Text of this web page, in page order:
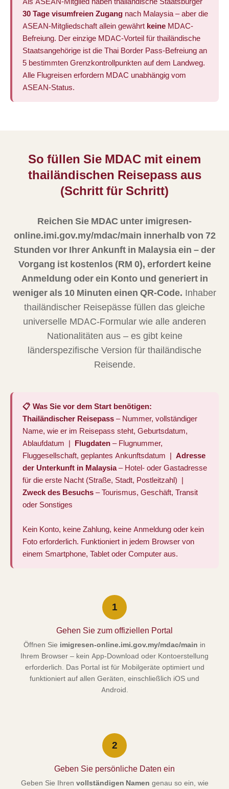
30 Tage visumfreien Zugang nach Malaysia – aber die
ASEAN-Mitgliedschaft allein gewährt keine MDAC-
Befreiung. Der einzige MDAC-Vorteil für thailändische
Staatsangehörige ist die Thai Border Pass-Befreiung an
5 bestimmten Grenzkontrollpunkten auf dem Landweg.
Alle Flugreisen erfordern MDAC unabhängig vom
ASEAN-Status.
So füllen Sie MDAC mit einem
thailändischen Reisepass aus
(Schritt für Schritt)
Reichen Sie MDAC unter imigresen-
online.imi.gov.my/mdac/main innerhalb von 72
Stunden vor Ihrer Ankunft in Malaysia ein – der
Vorgang ist kostenlos (RM 0), erfordert keine
Anmeldung oder ein Konto und generiert in
weniger als 10 Minuten einen QR-Code. Inhaber
thailändischer Reisepässe füllen das gleiche
universelle MDAC-Formular wie alle anderen
Nationalitäten aus – es gibt keine
länderspezifische Version für thailändische
Reisende.
📋 Was Sie vor dem Start benötigen:
Thailändischer Reisepass – Nummer, vollständiger
Name, wie er im Reisepass steht, Geburtsdatum,
Ablaufdatum | Flugdaten – Flugnummer,
Fluggesellschaft, geplantes Ankunftsdatum | Adresse
der Unterkunft in Malaysia– Hotel- oder Gastadresse
für die erste Nacht (Straße, Stadt, Postleitzahl) |
Zweck des Besuchs – Tourismus, Geschäft, Transit
oder Sonstiges
Kein Konto, keine Zahlung, keine Anmeldung oder kein
Foto erforderlich. Funktioniert in jedem Browser von
einem Smartphone, Tablet oder Computer aus.
1
Gehen Sie zum offiziellen Portal
Öffnen Sie imigresen-online.imi.gov.my/mdac/main in
Ihrem Browser – kein App-Download oder Kontoerstellung
erforderlich. Das Portal ist für Mobilgeräte optimiert und
funktioniert auf allen Geräten, einschließlich iOS und
Android.
2
Geben Sie persönliche Daten ein
Geben Sie Ihren vollständigen Namen genau so ein, wie